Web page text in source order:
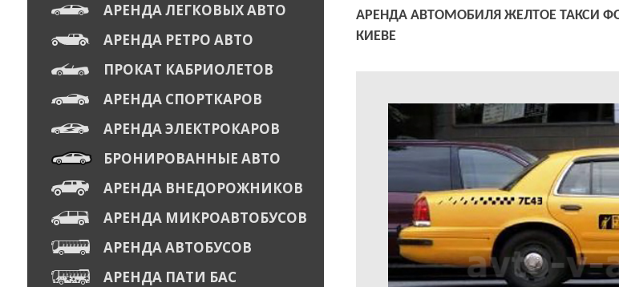
АРЕНДА АВТОМОБИЛЯ ЖЕЛТОЕ ТАКСИ
КИЕВЕ
АРЕНДА ЛЕГКОВЫХ АВТО
АРЕНДА РЕТРО АВТО
ПРОКАТ КАБРИОЛЕТОВ
АРЕНДА СПОРТКАРОВ
АРЕНДА ЭЛЕКТРОКАРОВ
БРОНИРОВАННЫЕ АВТО
АРЕНДА ВНЕДОРОЖНИКОВ
АРЕНДА МИКРОАВТОБУСОВ
АРЕНДА АВТОБУСОВ
АРЕНДА ПАТИ БАС